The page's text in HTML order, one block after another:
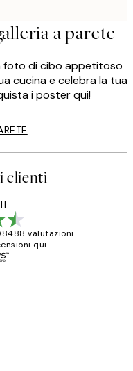
a parete
foto di cibo appetitoso
cucina e celebra la tua
i poster qui!
clienti
valutazioni.
qui.